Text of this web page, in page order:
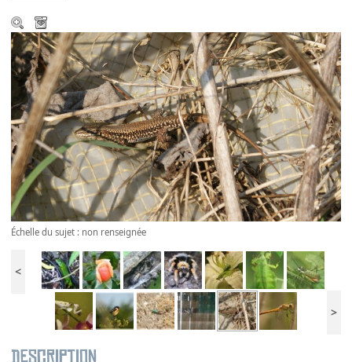
Échelle du sujet : non renseignée
<
>
Description